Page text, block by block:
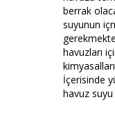
berrak
suyunun
havuzları
İçerisinde
havuz